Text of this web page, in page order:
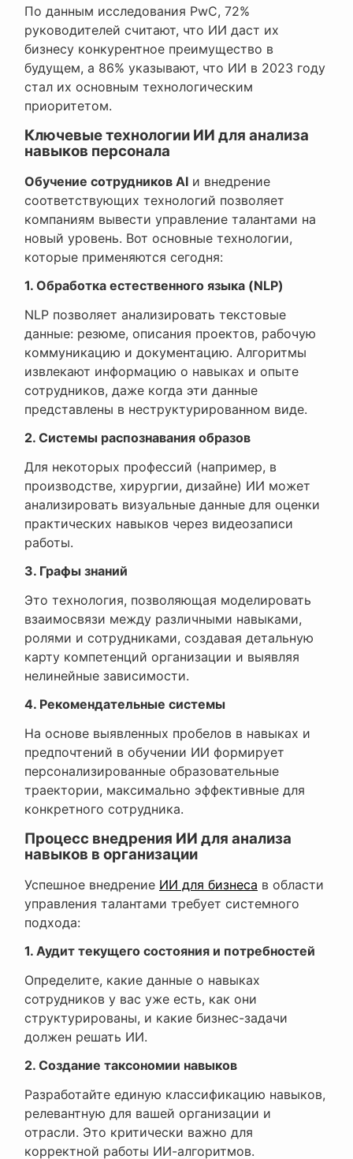
По данным исследования PwC, 72%
руководителей считают, что ИИ даст их
бизнесу конкурентное преимущество в
будущем, а 86% указывают, что ИИ в 2023 году
стал их основным технологическим
приоритетом.
Ключевые технологии ИИ для анализа
навыков персонала
Обучение сотрудников AI и внедрение
соответствующих технологий позволяет
компаниям вывести управление талантами на
новый уровень. Вот основные технологии,
которые применяются сегодня:
1. Обработка естественного языка (NLP)
NLP позволяет анализировать текстовые
данные: резюме, описания проектов, рабочую
коммуникацию и документацию. Алгоритмы
извлекают информацию о навыках и опыте
сотрудников, даже когда эти данные
представлены в неструктурированном виде.
2. Системы распознавания образов
Для некоторых профессий (например, в
производстве, хирургии, дизайне) ИИ может
анализировать визуальные данные для оценки
практических навыков через видеозаписи
работы.
3. Графы знаний
Это технология, позволяющая моделировать
взаимосвязи между различными навыками,
ролями и сотрудниками, создавая детальную
карту компетенций организации и выявляя
нелинейные зависимости.
4. Рекомендательные системы
На основе выявленных пробелов в навыках и
предпочтений в обучении ИИ формирует
персонализированные образовательные
траектории, максимально эффективные для
конкретного сотрудника.
Процесс внедрения ИИ для анализа
навыков в организации
Успешное внедрение ИИ для бизнеса в области
управления талантами требует системного
подхода:
1. Аудит текущего состояния и потребностей
Определите, какие данные о навыках
сотрудников у вас уже есть, как они
структурированы, и какие бизнес-задачи
должен решать ИИ.
2. Создание таксономии навыков
Разработайте единую классификацию навыков,
релевантную для вашей организации и
отрасли. Это критически важно для
корректной работы ИИ-алгоритмов.